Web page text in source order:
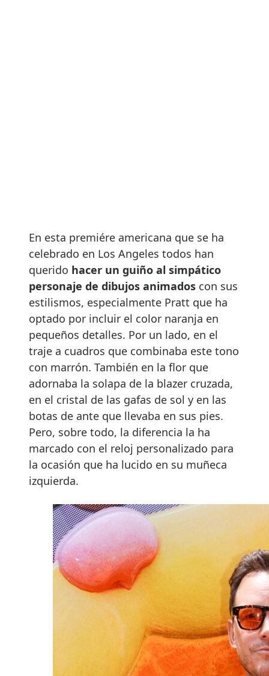
En esta premiére americana que se ha
celebrado en Los Angeles todos han
querido hacer un guiño al simpático
personaje de dibujos animados con sus
estilismos, especialmente Pratt que ha
optado por incluir el color naranja en
pequeños detalles. Por un lado, en el
traje a cuadros que combinaba este tono
con marrón. También en la flor que
adornaba la solapa de la blazer cruzada,
en el cristal de las gafas de sol y en las
botas de ante que llevaba en sus pies.
Pero, sobre todo, la diferencia la ha
marcado con el reloj personalizado para
la ocasión que ha lucido en su muñeca
izquierda.